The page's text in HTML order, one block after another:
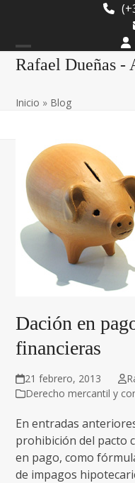
content
Rafael Dueñas -
Open
menu
Close
menu
Inicio » Blog
Dación en
financieras
21 febrero, 2013
Derecho mercantil y
En entradas
prohibición del pacto
en pago, como
de impagos